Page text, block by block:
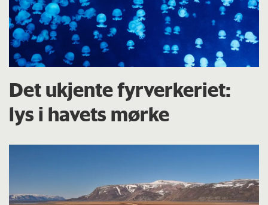
Det ukjente fyrverkeriet:
lys i havets mørke